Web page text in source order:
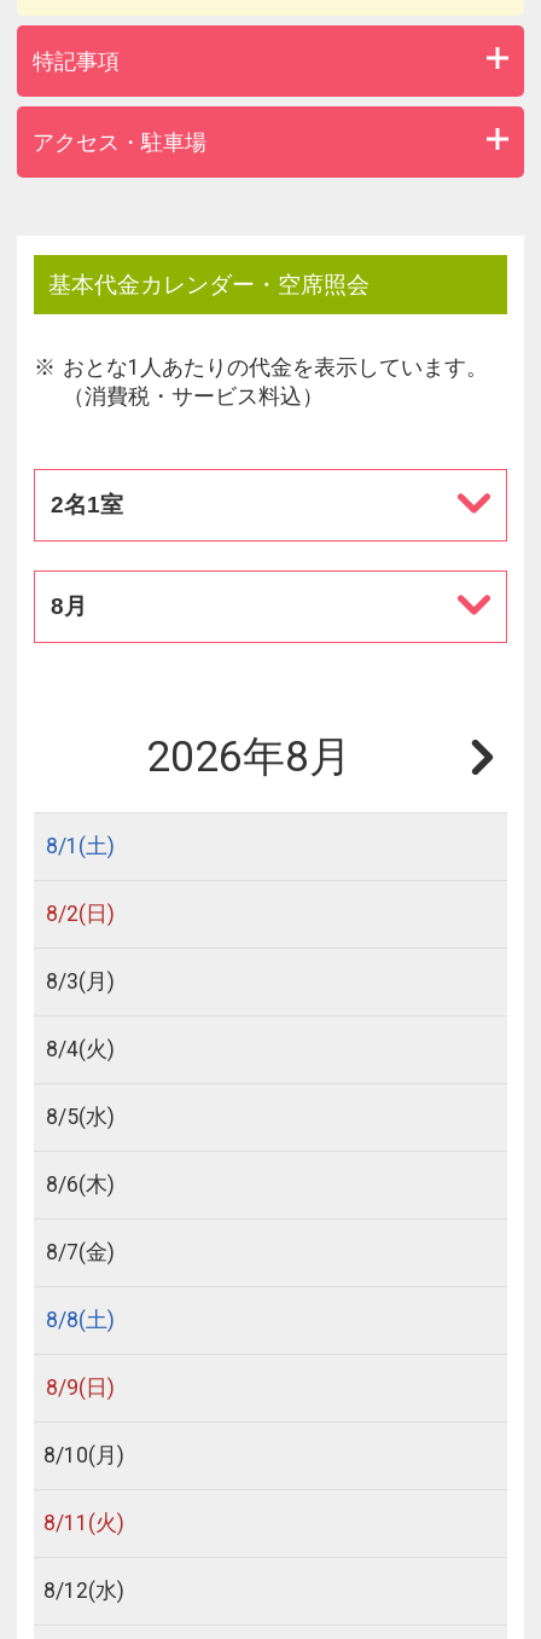
特記事項
アクセス・駐車場
基本代金カレンダー・空席照会
おとな1人あたりの代金を表示しています。
（消費税・サービス料込）
2名1室
8月
2026年8月
8/1 (土)
8/2(日)
8/3(月)
8/4(火)
8/5(水)
8/6(木)
8/7(金)
8/8(土)
8/9(日)
8/10(月)
8/11 (火)
8/12(水)